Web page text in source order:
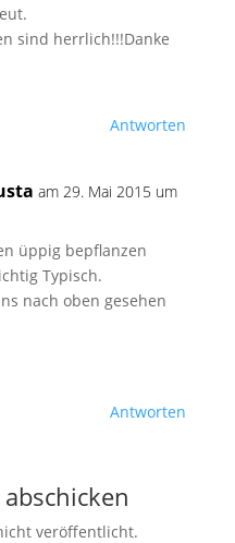
sind herrlich!!!Danke
Antworten
am 29. Mai 2015 um
üppig bepflanzen
Typisch.
nach oben gesehen
Antworten
veröffentlicht.